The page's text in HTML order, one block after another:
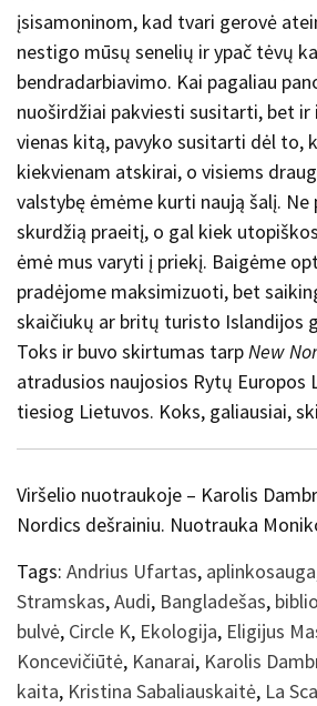
įsisamoninom, kad tvari gerovė
nestigo mūsų senelių ir ypač tėvų
bendradarbiavimo. Kai pagaliau
nuoširdžiai pakviesti susitarti, bet
vienas kitą, pavyko susitarti dėl to,
kiekvienam atskirai, o visiems
valstybę ėmėme kurti naują šalį.
skurdžią praeitį, o gal kiek
ėmė mus varyti į priekį. Baigėme
pradėjome maksimizuoti, bet
skaičiukų ar britų turisto Islandijos
Toks ir buvo skirtumas tarpNew
atradusios naujosios Rytų Europos
tiesiog Lietuvos. Koks, galiausiai,
Viršelio nuotraukoje – Karolis
Nordics dešrainiu. Nuotrauka
Tags: Andrius Ufartas, aplinkosauga
Stramskas,Audi, Bangladešas,
bulvė, Circle K, Ekologija, Eligijus
Koncevičiūtė, Kanarai, Karolis
kaita, Kristina Sabaliauskaitė, La